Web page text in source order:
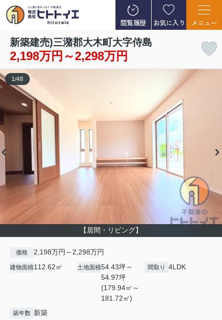
閲覧履歴 お気に入り メニュー
新築建売)三潴郡大木町大字侍島
2,198万円～2,298万円
【居間・リビング】
1 /48
価格 2,198万円～2,298万円
建物面積112.62㎡ 土地面積54.43坪～
54.97坪
(179.94㎡～
181.72㎡)
間取り 4LDK
築年数 新築